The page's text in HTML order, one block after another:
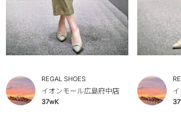
REGAL SHOES
イオンモール広島府中店
37wK